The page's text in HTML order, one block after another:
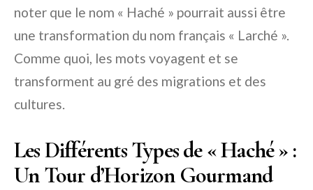
noter que le nom « Haché » pourrait aussi être
une transformation du nom français « Larché ».
Comme quoi, les mots voyagent et se
transforment au gré des migrations et des
cultures.
Les Différents Types de « Haché » :
Un Tour d’Horizon Gourmand